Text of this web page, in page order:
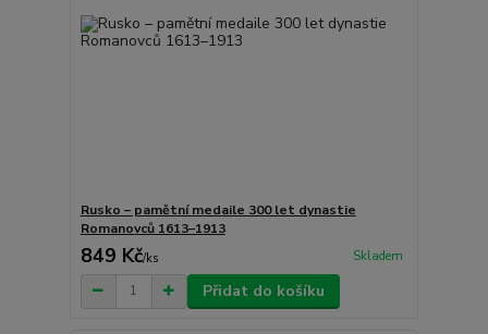
Rusko – pamětní medaile 300 let dynastie
Romanovců 1613–1913
849 Kč/ks Skladem
Přidat do košíku